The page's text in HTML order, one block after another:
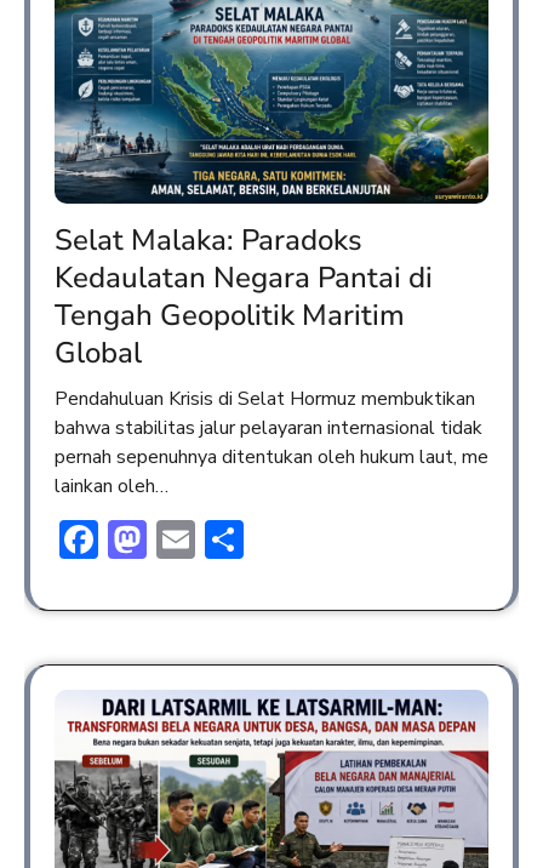
Selat Malaka: Paradoks
Kedaulatan Negara Pantai di
Tengah Geopolitik Maritim
Global
Pendahuluan Krisis di Selat Hormuz membuktikan
bahwa stabilitas jalur pelayaran internasional tidak
pernah sepenuhnya ditentukan oleh hukum laut, me
lainkan oleh…
Facebook
Mastodon
Email